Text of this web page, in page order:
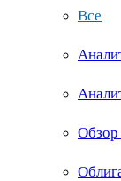
Все